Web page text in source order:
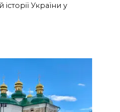
України у